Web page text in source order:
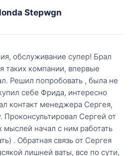
Stepwgn
обслуживание супер! Брал
таких компании, впервые
Решил попробовать , была не
себе Фрида, интересно
контакт менеджера Сергея,
Проконсультировал Сергей от
мыслей начал с ним работать
. Обратная связь от Сергея
лишней ваты, все по сути,